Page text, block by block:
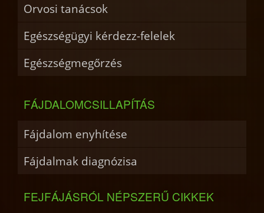
Orvosi tanácsok
Egészségügyi kérdezz-felelek
Egészségmegőrzés
FÁJDALOMCSILLAPÍTÁS
Fájdalom enyhítése
Fájdalmak diagnózisa
FEJFÁJÁSRÓL NÉPSZERŰ CIKKEK